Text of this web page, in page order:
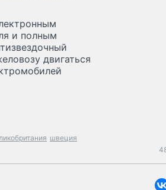
и полным
двигаться
швеция